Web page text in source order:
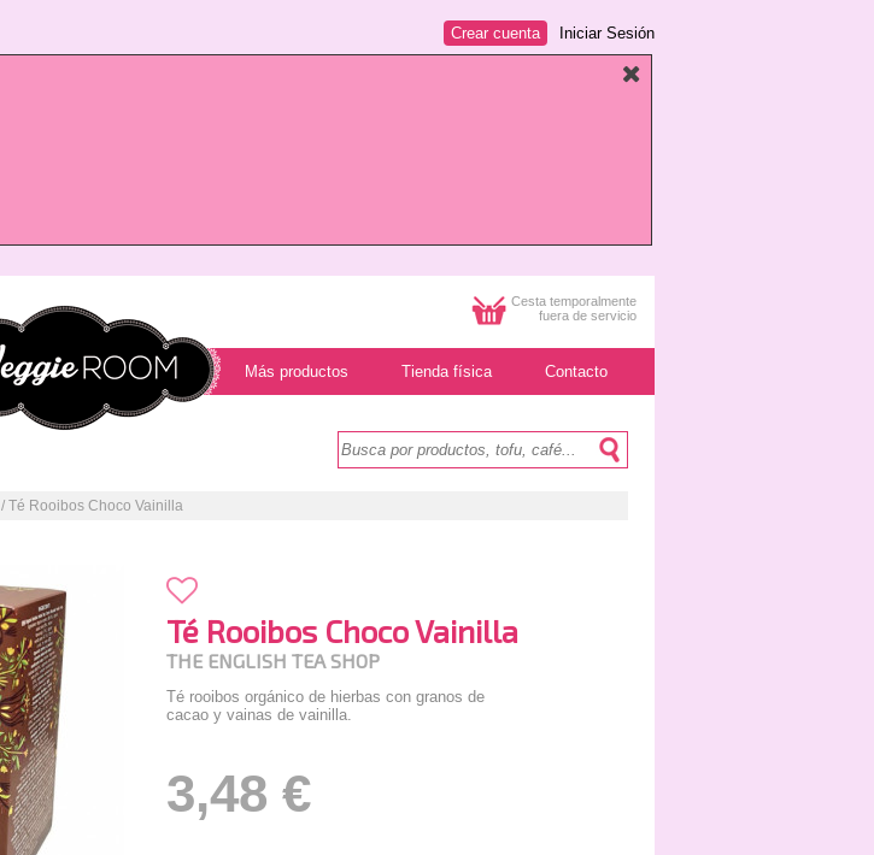
Iniciar Sesión
Crear cuenta
Cesta temporalmente
fuera de servicio
Más productos Tienda física Contacto
/ Té Rooibos Choco Vainilla
Té Rooibos Choco Vainilla
THE ENGLISH TEA SHOP
Té rooibos orgánico de hierbas con granos de
cacao y vainas de vainilla.
3,48 €